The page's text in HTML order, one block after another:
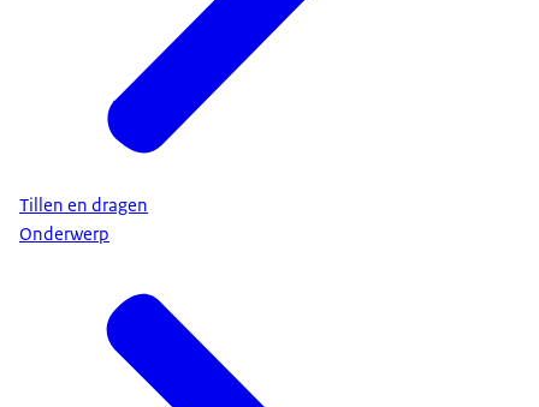
Tillen en dragen
Onderwerp